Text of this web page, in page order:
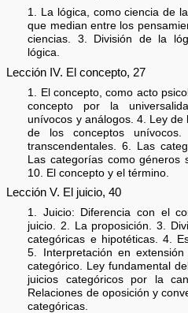
1. La lógica, como ciencia de
que median entre los
ciencias. 3. División de la
lógica.
Lección IV. El concepto, 27
1. El concepto, como acto
concepto por la
unívocos y análogos. 4. Ley de
de los conceptos
transcendentales. 6. Las
Las categorías como géneros
10. El concepto y el término.
Lección V. El juicio, 40
1. Juicio: Diferencia con el
juicio. 2. La proposición. 3.
categóricas e hipotéticas. 4.
5. Interpretación en
categórico. Ley fundamental
juicios categóricos por la
Relaciones de oposición y
categóricas.